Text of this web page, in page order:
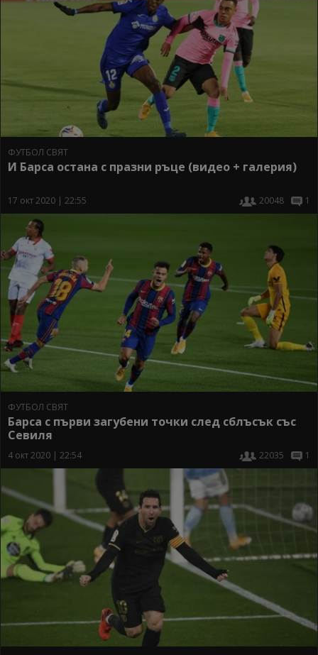
ФУТБОЛ СВЯТ
И Барса остана с празни ръце (видео + галерия)
17 окт 2020 | 22:55 20048 1
ФУТБОЛ СВЯТ
Барса с първи загубени точки след сблъсък със
Севиля
4 окт 2020 | 22:54 22035 1